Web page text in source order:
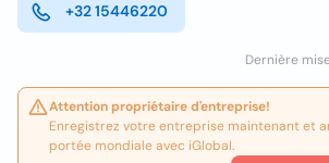
+32 15446220
Dernière
Attention propriétaire d'entreprise!
Enregistrez votre entreprise maintenant et
portée mondiale avec iGlobal.